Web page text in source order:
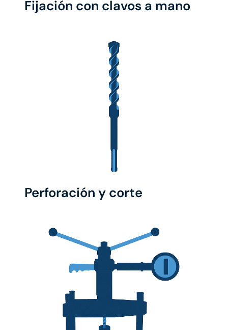
Fijación con clavos a mano
Perforación y corte